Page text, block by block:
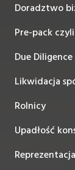
Doradztwo
Pre-pack
Due Diligence
Likwidacja
Rolnicy
Upadłość